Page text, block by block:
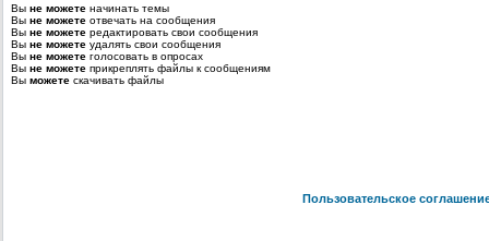
Вы не можете начинать темы
Вы не можете отвечать на сообщения
Вы не можете редактировать свои сообщения
Вы не можете удалять свои сообщения
Вы не можете голосовать в опросах
Вы не можете прикреплять файлы к сообщениям
Вы можете скачивать файлы
Пользовательское